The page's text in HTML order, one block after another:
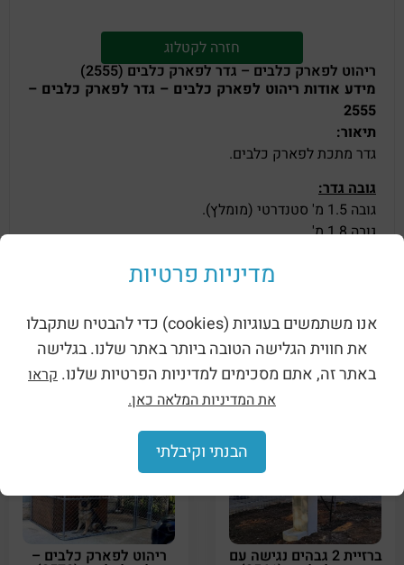
חזרה לקטלוג
ריהוט לפארק כלבים – גדר לפארק כלבים (2555)
מידע אודות ריהוט לפארק כלבים – גדר לפארק כלבים –
2555
תיאור:
גדר מתכת לפארק כלבים.
גובה גדר:
גובה 1.5 מ' סטנדרטי (מומלץ).
גובה 1.8 מ'.
גודל מפתח רשת גדר (ריבועים ברשת):
אורך מקטע גדר:
בין 1.5 מ' ל-2 מ'.
ברזיית 2 גבהים נגישה עם ריהוט לפארק כלבים –
מדיניות פרטיות
אנו משתמשים בעוגיות (cookies) כדי להבטיח שתקבלו
את חווית הגלישה הטובה ביותר באתר שלנו. בגלישה
באתר זה, אתם מסכימים למדיניות הפרטיות שלנו. קראו
את המדיניות המלאה כאן.
הבנתי וקיבלתי